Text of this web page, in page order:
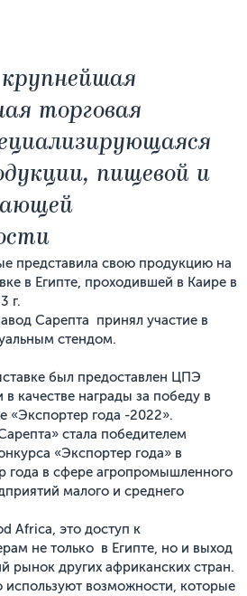
торговая
пищевой и
представила свою продукцию на
в Египте, проходившей в Каире в
г.
Сарепта принял участие в
стендом.
был предоставлен ЦПЭ
в качестве награды за победу в
«Экспортер года -2022».
стала победителем
«Экспортер года» в
года в сфере агропромышленного
малого и среднего
Africa, это доступ к
не только в Египте, но и выход
рынок других африканских стран.
возможности, которые